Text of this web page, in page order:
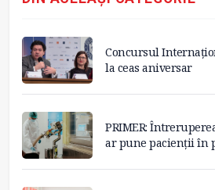
Concursul
la ceas aniversar
PRIMER:
ar pune pacienții în